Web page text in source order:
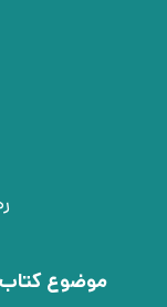
موضوع